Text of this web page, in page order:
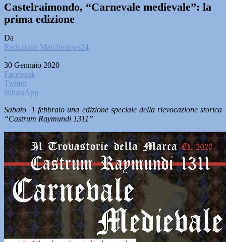
Castelraimondo, “Carnevale medievale”: la
prima edizione
Da
Redazione Marchenews24
-
30 Gennaio 2020
Facebook
Twitter
WhatsApp
Sabato 1 febbraio una edizione speciale della rievocazione storica
“Castrum Raymundi 1311”